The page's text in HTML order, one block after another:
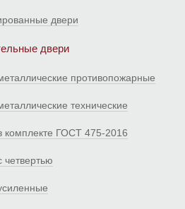
двери
двери
противопожарные
технические
комплекте ГОСТ 475-2016
четвертью